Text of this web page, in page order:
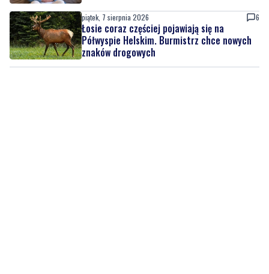
piątek, 7 sierpnia 2026 6
Łosie coraz częściej pojawiają się na
Półwyspie Helskim. Burmistrz chce nowych
znaków drogowych